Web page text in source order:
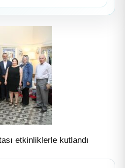
etkinliklerle kutlandı